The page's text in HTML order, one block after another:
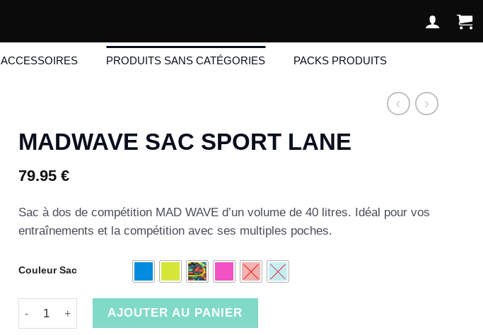
ACCESSOIRES PRODUITS SANS CATÉGORIES PACKS PRODUITS
MADWAVE SAC SPORT LANE
79.95 €
Sac à dos de compétition MAD WAVE d’un volume de 40 litres. Idéal pour vos
entraînements et la compétition avec ses multiples poches.
Couleur Sac
quantité de MADWAVE SAC SPORT LANE
AJOUTER AU PANIER